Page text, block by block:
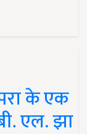
के एक
एल. झा